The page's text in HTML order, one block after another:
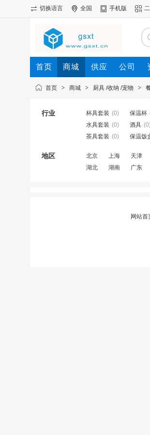
切换语言 全国 手机版
首页 商城 供应 公司
首页 > 商城 > 厨具 /收纳 /宠物 >
行业 杯具套装 (0) 保温杯
水具套装 (0) 酒具 (0)
茶具套装 (0) 保温饭
地区 北京 上海 天津
湖北
湖南 广东
网站首